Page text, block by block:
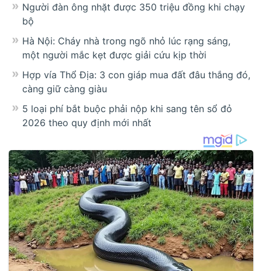
Người đàn ông nhặt được 350 triệu đồng khi chạy
bộ
Hà Nội: Cháy nhà trong ngõ nhỏ lúc rạng sáng,
một người mắc kẹt được giải cứu kịp thời
Hợp vía Thổ Địa: 3 con giáp mua đất đâu thắng đó,
càng giữ càng giàu
5 loại phí bắt buộc phải nộp khi sang tên sổ đỏ
2026 theo quy định mới nhất